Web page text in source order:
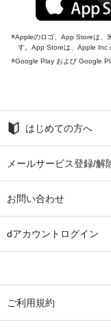
Appleのロゴ、App Storeは、
す。App Storeは、Apple Inc.
Google Play および Google
はじめての方へ
メールサービス登録/解
お問い合わせ
dアカウントログイン
ご利用規約